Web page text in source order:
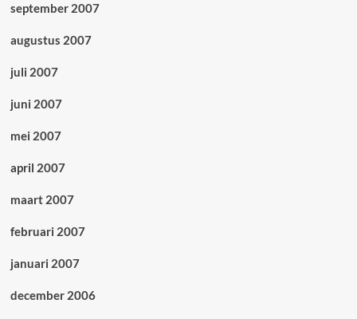
september 2007
augustus 2007
juli 2007
juni 2007
mei 2007
april 2007
maart 2007
februari 2007
januari 2007
december 2006